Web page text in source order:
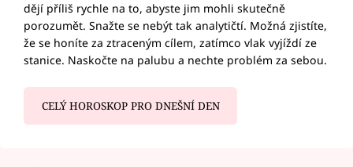
dějí příliš rychle na to, abyste jim mohli skutečně
porozumět. Snažte se nebýt tak analytičtí. Možná zjistíte,
že se honíte za ztraceným cílem, zatímco vlak vyjíždí ze
stanice. Naskočte na palubu a nechte problém za sebou.
CELÝ HOROSKOP PRO DNEŠNÍ DEN